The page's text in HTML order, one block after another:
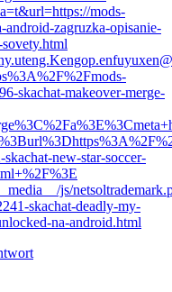
mods-
zagruzka-opisanie-
skachat-makeover-merge-
new-star-soccer-
js/
skachat-deadly-my-
na-android.html